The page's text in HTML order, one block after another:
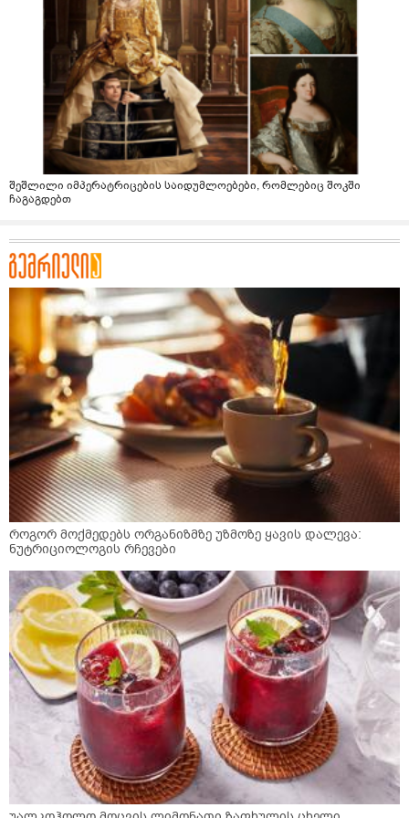
შეშლილი იმპერატრიცების საიდუმლოებები, რომლებიც შოკში
ჩაგაგდებთ
როგორ მოქმედებს ორგანიზმზე უზმოზე ყავის დალევა:
ნუტრიციოლოგის რჩევები